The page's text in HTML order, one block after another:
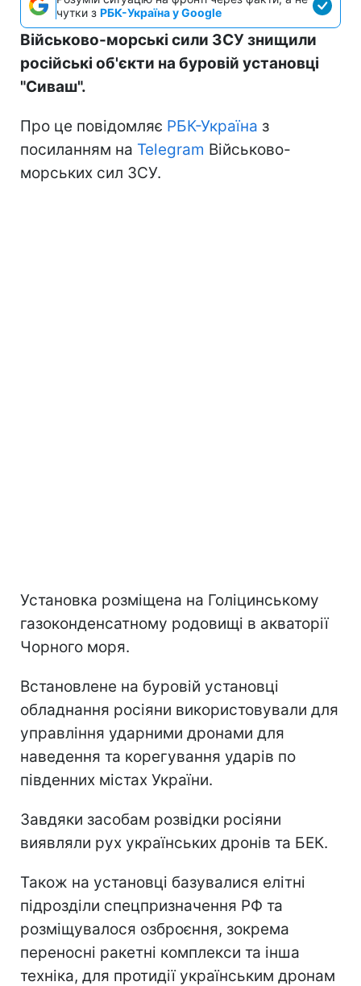
чутки з РБК-Україна у Google
Військово-морські сили ЗСУ знищили
російські об'єкти на буровій установці
"Сиваш".
Про це повідомляє РБК-Україна з
посиланням на Telegram Військово-
морських сил ЗСУ.
Установка розміщена на Голіцинському
газоконденсатному родовищі в акваторії
Чорного моря.
Встановлене на буровій установці
обладнання росіяни використовували для
управління ударними дронами для
наведення та корегування ударів по
південних містах України.
Завдяки засобам розвідки росіяни
виявляли рух українських дронів та БЕК.
Також на установці базувалися елітні
підрозділи спецпризначення РФ та
розміщувалося озброєння, зокрема
переносні ракетні комплекси та інша
техніка, для протидії українським дронам